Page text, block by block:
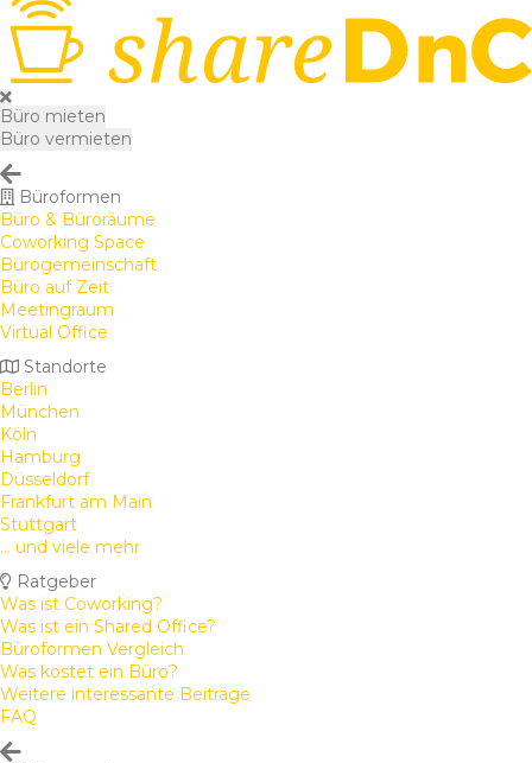
Büro mieten
Büro vermieten
Büroformen
Büro & Büroräume
Coworking Space
Bürogemeinschaft
Büro auf Zeit
Meetingraum
Virtual Office
Standorte
Berlin
München
Köln
Hamburg
Düsseldorf
Frankfurt am Main
Stuttgart
... und viele mehr
Ratgeber
Was ist Coworking?
Was ist ein Shared Office?
Büroformen Vergleich
Was kostet ein Büro?
Weitere interessante Beiträge
FAQ